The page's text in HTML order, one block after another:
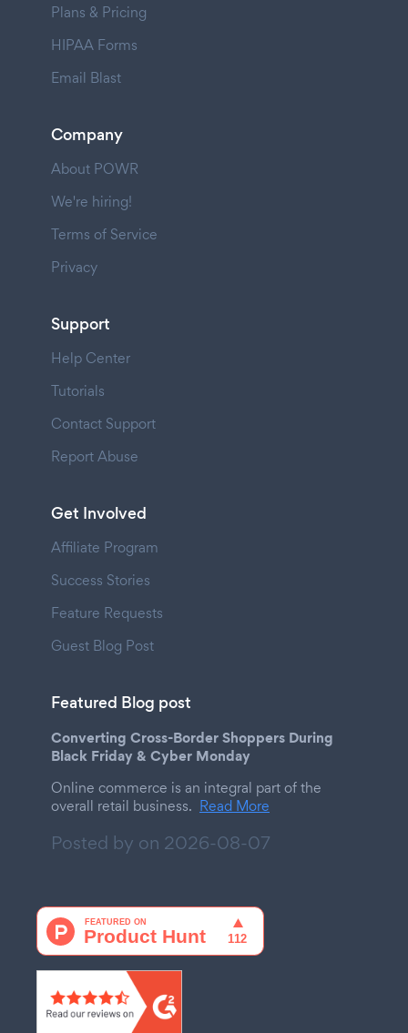
Plans & Pricing
HIPAA Forms
Email Blast
Company
About POWR
We're hiring!
Terms of Service
Privacy
Support
Help Center
Tutorials
Contact Support
Report Abuse
Get Involved
Affiliate Program
Success Stories
Feature Requests
Guest Blog Post
Featured Blog post
Converting Cross-Border Shoppers During
Black Friday & Cyber Monday
Online commerce is an integral part of the
overall retail business. Read More
Posted by on 2026-08-07